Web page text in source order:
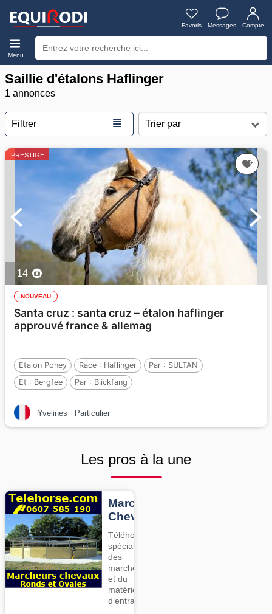
Favoris Messages Compte
Menu
Saillie d'étalons Haflinger
1 annonces
Filtrer ≣
PRESTIGE
14
NOUVEAU
Santa cruz : santa cruz – étalon haflinger
approuvé france & allemag
Etalon Poney Race : Haflinger Par : SULTAN
Et : Bergfee Par : Blickfang
Yvelines Particulier
Les pros à la une
Marcheurs
Chevaux
Téléhorse,
spécialiste
des
marcheurs
et du
matériel
d’entrainement